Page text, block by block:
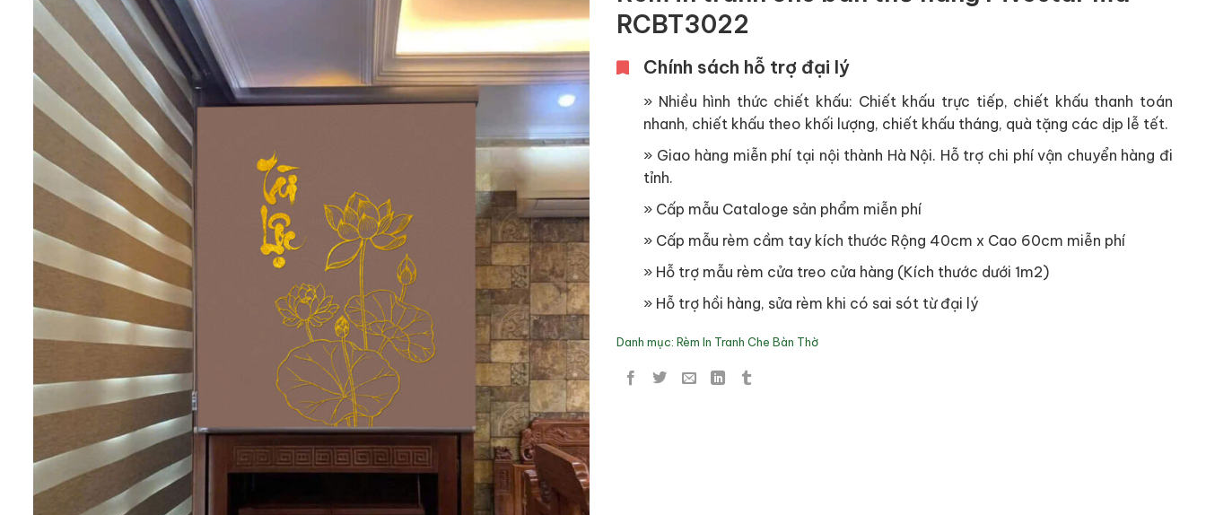
RCBT3022
Chính sách hỗ trợ đại lý
» Nhiều hình thức chiết khấu: Chiết khấu trực tiếp, chiết khấu thanh toán
nhanh, chiết khấu theo khối lượng, chiết khấu tháng, quà tặng các dịp lễ tết.
» Giao hàng miễn phí tại nội thành Hà Nội. Hỗ trợ chi phí vận chuyển hàng đi
tỉnh.
» Cấp mẫu Cataloge sản phẩm miễn phí
» Cấp mẫu rèm cầm tay kích thước Rộng 40cm x Cao 60cm miễn phí
» Hỗ trợ mẫu rèm cửa treo cửa hàng (Kích thước dưới 1m2)
» Hỗ trợ hồi hàng, sửa rèm khi có sai sót từ đại lý
Danh mục: Rèm In Tranh Che Bàn Thờ